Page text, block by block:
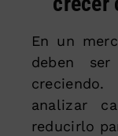
En un
deben
analizar
reducirlo